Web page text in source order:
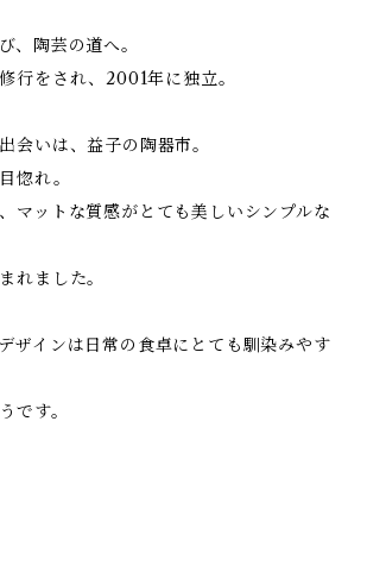
、陶芸の道へ。
行をされ、2001年に独立。
会いは、益子の陶器市。
惚れ。
マットな質感がとても美しいシンプルな
れました。
ザインは日常の食卓にとても馴染みやす
です。